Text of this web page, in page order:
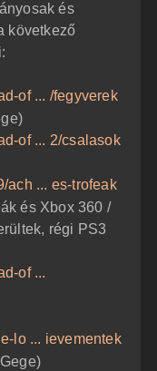
és
következő
of ... /fegyverek
of ... 2/csalasok
ach ... es-trofeak
és Xbox 360 /
régi PS3
of ...
lo ... ievementek